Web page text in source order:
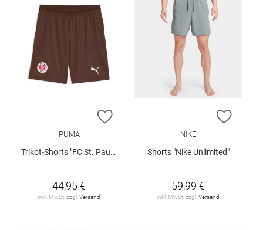
ZUR WUNSCHLISTE HINZUFÜGEN
PUMA
Trikot-Shorts "FC St. Pauli 26/27"
44,95 €
inkl. MwSt. zzgl.Versand
ZUR
NIKE
Shorts "Nike Unlimited"
59,99 €
inkl. MwSt. zzgl.Versand